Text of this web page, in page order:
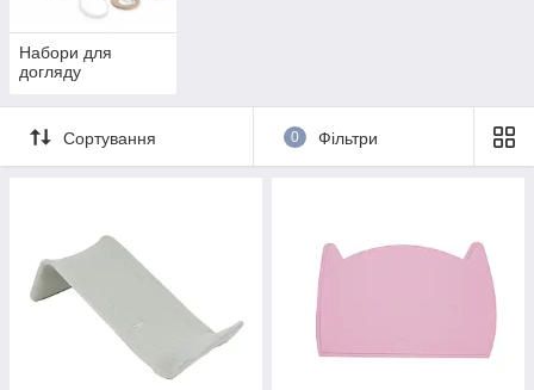
Набори для
догляду
Сортування 0 Фільтри